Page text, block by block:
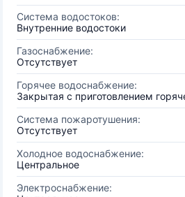
Система водостоков:
Внутренние водостоки
Газоснабжение:
Отсутствует
Горячее водоснабжение:
Закрытая с приготовлением
Система пожаротушения:
Отсутствует
Холодное водоснабжение:
Центральное
Электроснабжение: